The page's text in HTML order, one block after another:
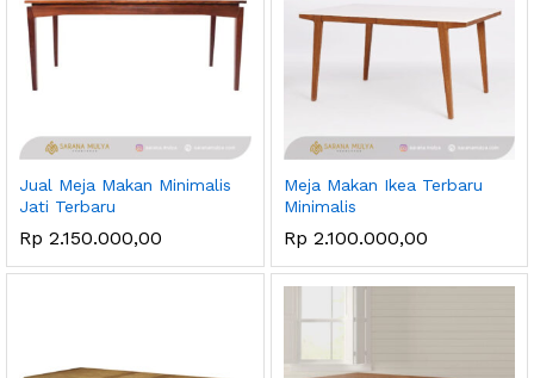
Jual Meja Makan Minimalis
Jati Terbaru
Rp 2.150.000,00
Meja Makan Ikea Terbaru
Minimalis
Rp 2.100.000,00